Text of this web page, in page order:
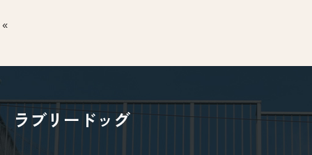
ラブリードッグ